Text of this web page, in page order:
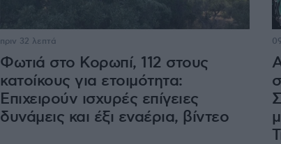
Φωτιά στο Κορωπί, 112 στους
κατοίκους για ετοιμότητα:
Επιχειρούν ισχυρές επίγειες
δυνάμεις και έξι εναέρια, βίντεο
πριν 32 λεπτά